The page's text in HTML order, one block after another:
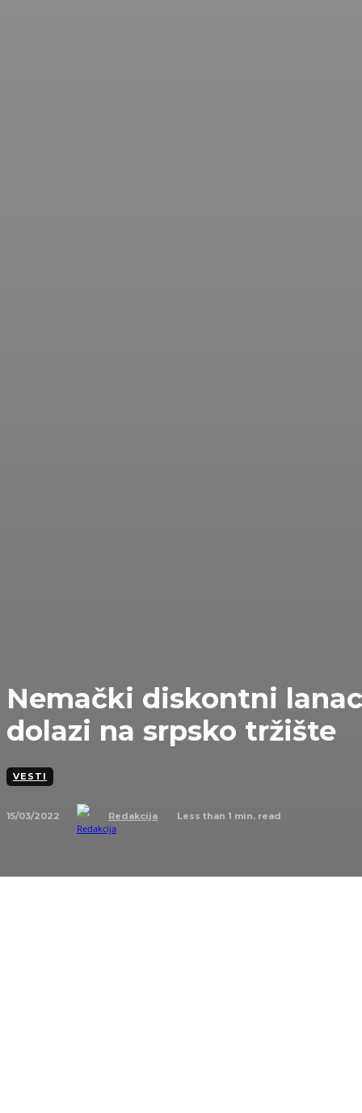
Nemački diskontni lanac
dolazi na srpsko tržište
VESTI
15/03/2022 Redakcija Less than 1 min. read